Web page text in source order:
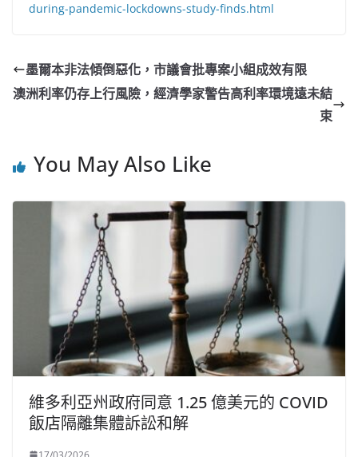
during-pandemic-lockdowns-study-finds.html
墨爾本非法傾倒惡化，市議會批專案小組成效有限
澳洲利率仍存上行風險，經濟學家警告高利率環境遠未結
束
You May Also Like
維多利亞州政府同意 1.25 億美元的 COVID
飯店隔離集體訴訟和解